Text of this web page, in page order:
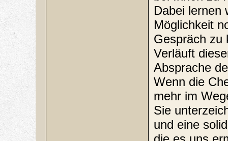
Dabei lernen
Möglichkeit
Gespräch zu
Verläuft
Absprache
Wenn die
mehr im
Sie
und eine